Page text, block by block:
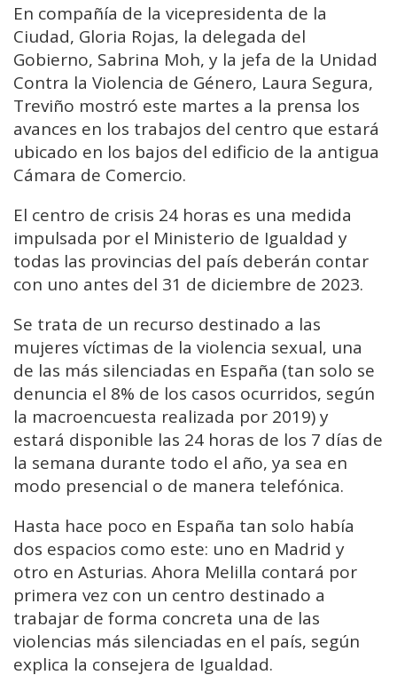
En compañía de la vicepresidenta de la
Ciudad, Gloria Rojas, la delegada del
Gobierno, Sabrina Moh, y la jefa de la Unidad
Contra la Violencia de Género, Laura Segura,
Treviño mostró este martes a la prensa los
avances en los trabajos del centro que estará
ubicado en los bajos del edificio de la antigua
Cámara de Comercio.
El centro de crisis 24 horas es una medida
impulsada por el Ministerio de Igualdad y
todas las provincias del país deberán contar
con uno antes del 31 de diciembre de 2023.
Se trata de un recurso destinado a las
mujeres víctimas de la violencia sexual, una
de las más silenciadas en España (tan solo se
denuncia el 8% de los casos ocurridos, según
la macroencuesta realizada por 2019) y
estará disponible las 24 horas de los 7 días de
la semana durante todo el año, ya sea en
modo presencial o de manera telefónica.
Hasta hace poco en España tan solo había
dos espacios como este: uno en Madrid y
otro en Asturias. Ahora Melilla contará por
primera vez con un centro destinado a
trabajar de forma concreta una de las
violencias más silenciadas en el país, según
explica la consejera de Igualdad.